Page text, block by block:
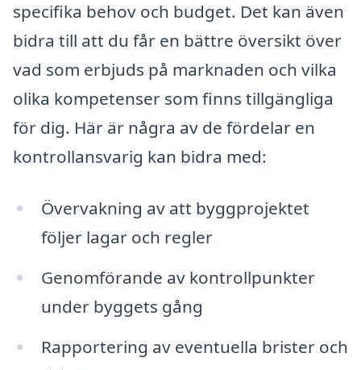
specifika behov och budget. Det kan även
bidra till att du får en bättre översikt över
vad som erbjuds på marknaden och vilka
olika kompetenser som finns tillgängliga
för dig. Här är några av de fördelar en
kontrollansvarig kan bidra med:
Övervakning av att byggprojektet
följer lagar och regler
Genomförande av kontrollpunkter
under byggets gång
Rapportering av eventuella brister och